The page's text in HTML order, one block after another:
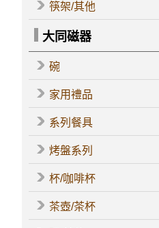
筷架/其他
大同磁器
碗
家用禮品
系列餐具
烤盤系列
杯/咖啡杯
茶壺/茶杯